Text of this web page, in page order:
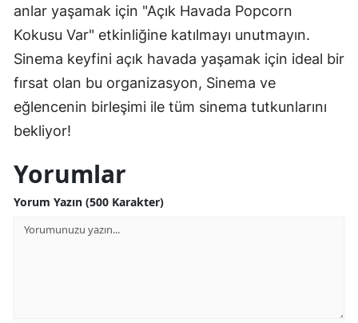
anlar yaşamak için "Açık Havada Popcorn
Kokusu Var" etkinliğine katılmayı unutmayın.
Sinema keyfini açık havada yaşamak için ideal bir
fırsat olan bu organizasyon, Sinema ve
eğlencenin birleşimi ile tüm sinema tutkunlarını
bekliyor!
Yorumlar
Yorum Yazın (500 Karakter)